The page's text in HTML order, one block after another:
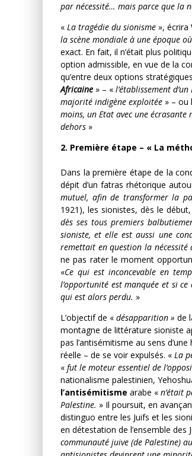
par nécessité… mais parce que la
« La tragédie du sionisme »,
la scène mondiale à une époque
exact. En fait, il n’était plus
option admissible, en vue de la
qu’entre deux options
Africaine » – « l’établissement
majorité indigène exploitée » – ou
moins, un Etat avec une
dehors »
2. Première étape – « La
Dans la première étape de la
dépit d’un fatras rhétorique
mutuel, afin de transformer la
1921), les sionistes, dès le
dès ses tous premiers
sioniste, et elle est aussi une
remettait en question la
ne pas rater le moment
«Ce qui est inconcevable en
l’opportunité est manquée et si ce
qui est alors perdu. »
L’objectif de « désapparition » de
montagne de littérature sioniste
pas l’antisémitisme au sens
réelle – de se voir expulsés. « La
« fut le moteur essentiel de
nationalisme palestinien,
l’antisémitisme arabe « n’était
Palestine. » Il poursuit, en
distinguo entre les Juifs et les
en détestation de l’ensemble des
communauté juive (de Palestine)